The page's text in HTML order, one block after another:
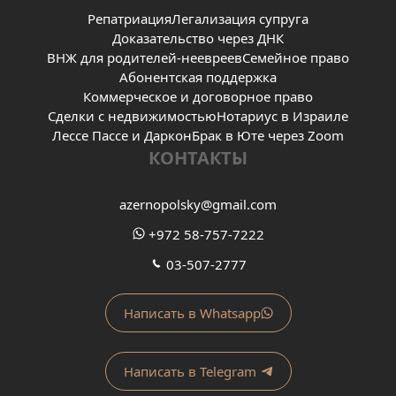
РепатриацияЛегализация супруга
Доказательство через ДНК
ВНЖ для родителей-неевреевСемейное право
Абонентская поддержка
Коммерческое и договорное право
Сделки с недвижимостьюНотариус в Израиле
Лессе Пассе и ДарконБрак в Юте через Zoom
КОНТАКТЫ
azernopolsky@gmail.com
+972 58-757-7222
03-507-2777
Написать в Whatsapp
Написать в Telegram